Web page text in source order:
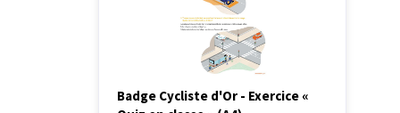
Badge Cycliste d'Or - Exercice «